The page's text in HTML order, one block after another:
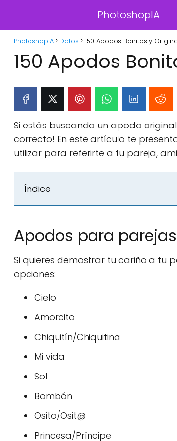
PhotoshopIA
PhotoshopIA Datos 150 Apodos Bonitos y
150 Apodos
Si estás buscando un apodo
correcto! En este artículo te
utilizar para referirte a tu pareja,
Índice
Apodos para parejas
Si quieres demostrar tu cariño a tu
opciones:
Cielo
Amorcito
Chiquitín/Chiquitina
Mi vida
Sol
Bombón
Osito/Osit@
Princesa/Príncipe